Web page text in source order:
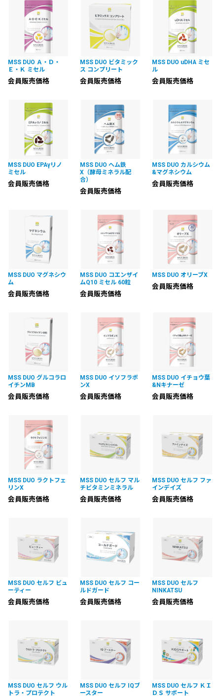
MSS DUO Ａ・Ｄ・
Ｅ・Ｋ ミセル
会員販売価格
MSS DUO ビタミック
ス コンプリート
会員販売価格
MSS DUO uDHA ミセ
ル
会員販売価格
MSS DUO EPAγリノ
ミセル
会員販売価格
MSS DUO ヘム鉄
X（酵母ミネラル配
合）
会員販売価格
MSS DUO カルシウム
&マグネシウム
会員販売価格
MSS DUO マグネシウ
ム
会員販売価格
MSS DUO コエンザイ
ムQ10 ミセル 60粒
会員販売価格
MSS DUO オリーブX
会員販売価格
MSS DUO グルコラロ
イチンMB
会員販売価格
MSS DUO イソフラボ
ンX
会員販売価格
MSS DUO イチョウ葉
&Nキナーゼ
会員販売価格
MSS DUO ラクトフェ
リンX
会員販売価格
MSS DUO セルフ マル
チビタミンミネラル
会員販売価格
MSS DUO セルフ ファ
インデイズ
会員販売価格
MSS DUO セルフ ビュ
ーティー
会員販売価格
MSS DUO セルフ コー
ルドガード
会員販売価格
MSS DUO セルフ
NINKATSU
会員販売価格
MSS DUO セルフ ウル
トラ・プロテクト
MSS DUO セルフ IQブ
ースター
MSS DUO セルフ ＫＩ
ＤＳ サポート